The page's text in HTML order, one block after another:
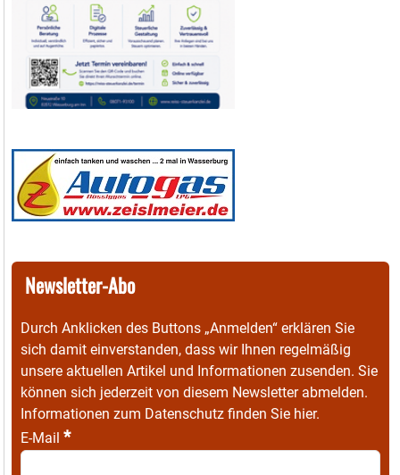
Newsletter-Abo
Durch Anklicken des Buttons „Anmelden“ erklären Sie
sich damit einverstanden, dass wir Ihnen regelmäßig
unsere aktuellen Artikel und Informationen zusenden. Sie
können sich jederzeit von diesem Newsletter abmelden.
Informationen zum Datenschutz finden Sie hier.
E-Mail *